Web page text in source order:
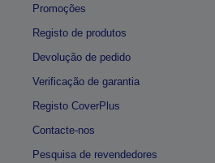
Promoções
Registo de produtos
Devolução de pedido
Verificação de garantia
Registo CoverPlus
Contacte-nos
Pesquisa de revendedores